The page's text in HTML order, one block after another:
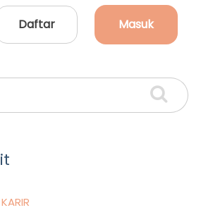
Daftar Masuk
KARIR